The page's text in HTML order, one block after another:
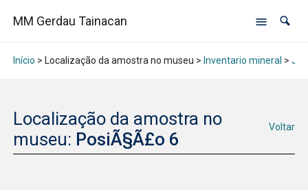
MM Gerdau Tainacan
Início > Localização da amostra no museu > Inventario mineral >
Localização da amostra no
museu: PosiÃ§Ã£o 6
Voltar